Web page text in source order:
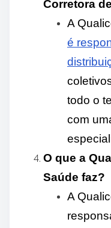
Corretora
A
é
todo o
com
O que a
Saúde faz?
A